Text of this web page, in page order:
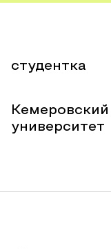
студентка
университет